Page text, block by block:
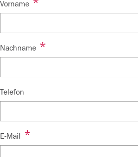
Vorname
Nachname *
Telefon
E-Mail *